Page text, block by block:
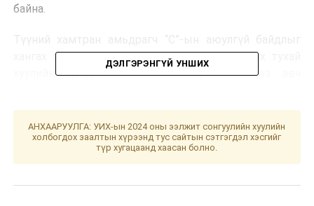
байна.
хангах зорилгоор Гэрч, хохирогчийг хамгаалах тухай
хуулийн дагуу хамгаалалтын арга хэмжээ авч
УНШСАН: 1527
Согтуугаар тээврийн хэрэгсэл жолоодсон 51 зөрчил
ДЭЛГЭРЭНГҮЙ УНШИХ
АНХААРУУЛГА: УИХ-ын 2024 оны ээлжит сонгуулийн хуулийн
холбогдох заалтын хүрээнд тус сайтын сэтгэгдэл хэсгийг
түр хугацаанд хаасан болно.